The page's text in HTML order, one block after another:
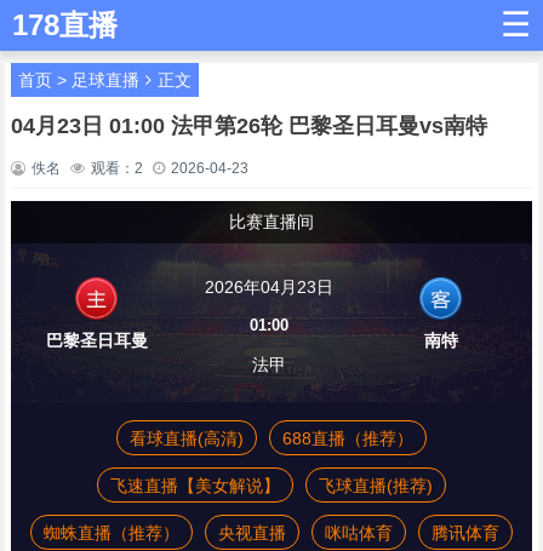
178直播 ☰
首页> 足球直播 正文
04月23日 01:00 法甲第26轮 巴黎圣日耳曼vs南特
佚名 观看： 2 2026-04-23
比赛直播间
巴黎圣日耳曼
2026年04月23日
01:00
法甲
南特
看球直播(高清) 688直播（推荐）
飞速直播【美女解说】 飞球直播(推荐)
蜘蛛直播（推荐） 央视直播 咪咕体育 腾讯体育